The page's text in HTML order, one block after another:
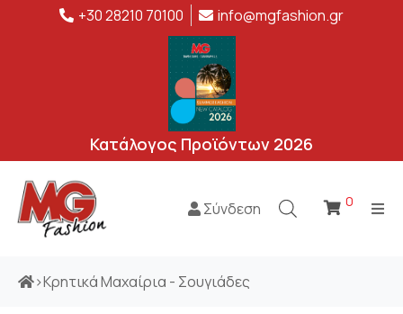
+30 28210 70100 info@mgfashion.gr
Κατάλογος Προϊόντων 2026
Σύνδεση 0
>Κρητικά Μαχαίρια - Σουγιάδες